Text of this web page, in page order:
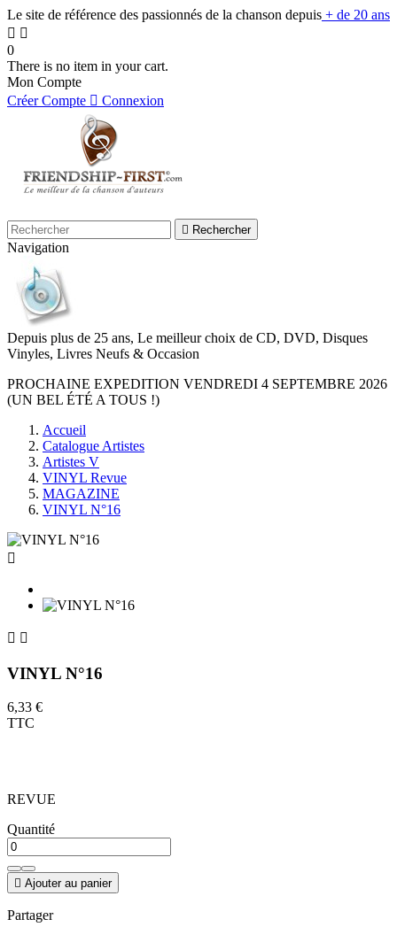
Le site de référence des passionnés de la chanson depuis + de 20 ans
 
0
There is no item in your cart.
Mon Compte
Créer Compte  Connexion
 Rechercher
Navigation
Depuis plus de 25 ans, Le meilleur choix de CD, DVD, Disques
Vinyles, Livres Neufs & Occasion
PROCHAINE EXPEDITION VENDREDI 4 SEPTEMBRE 2026
(UN BEL ÉTÉ A TOUS !)
Accueil
Catalogue Artistes
Artistes V
VINYL Revue
MAGAZINE
VINYL N°16

 
VINYL N°16
6,33 €
TTC
REVUE
Quantité
 Ajouter au panier
Partager